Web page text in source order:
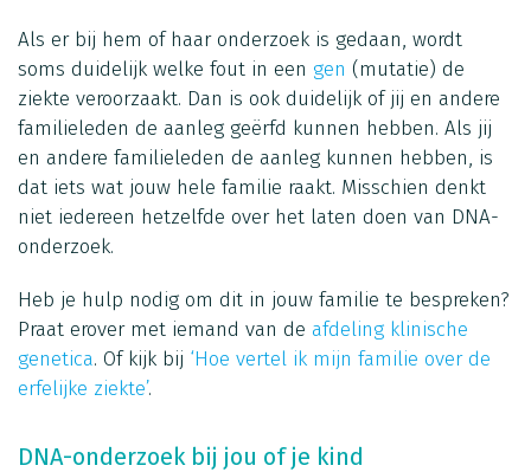
Als er bij hem of haar onderzoek is gedaan, wordt
soms duidelijk welke fout in een gen (mutatie) de
ziekte veroorzaakt. Dan is ook duidelijk of jij en andere
familieleden de aanleg geërfd kunnen hebben. Als jij
en andere familieleden de aanleg kunnen hebben, is
dat iets wat jouw hele familie raakt. Misschien denkt
niet iedereen hetzelfde over het laten doen van DNA-
onderzoek.
Heb je hulp nodig om dit in jouw familie te bespreken?
Praat erover met iemand van de afdeling klinische
genetica. Of kijk bij ‘Hoe vertel ik mijn familie over de
erfelijke ziekte’.
DNA-onderzoek bij jou of je kind